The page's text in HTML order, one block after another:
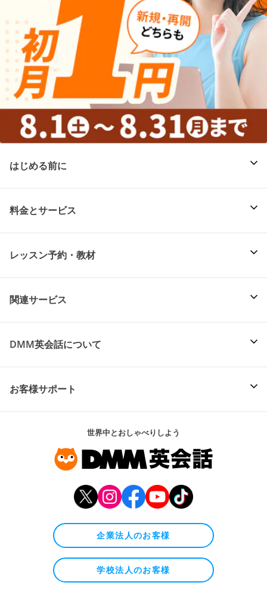
はじめる前に
料金とサービス
レッスン予約・教材
関連サービス
DMM英会話について
お客様サポート
世界中とおしゃべりしよう
企業法人のお客様
学校法人のお客様